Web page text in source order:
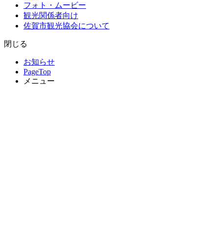
フォト・ムービー
観光関係者向け
佐賀市観光協会について
閉じる
お知らせ
PageTop
メニュー